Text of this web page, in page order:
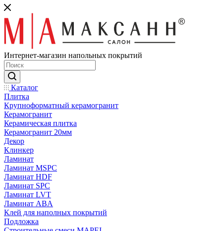
Интернет-магазин напольных покрытий
Каталог
Плитка
Крупноформатный керамогранит
Керамогранит
Керамическая плитка
Керамогранит 20мм
Декор
Клинкер
Ламинат
Ламинат MSPC
Ламинат HDF
Ламинат SPC
Ламинат LVT
Ламинат ABA
Клей для наполных покрытий
Подложка